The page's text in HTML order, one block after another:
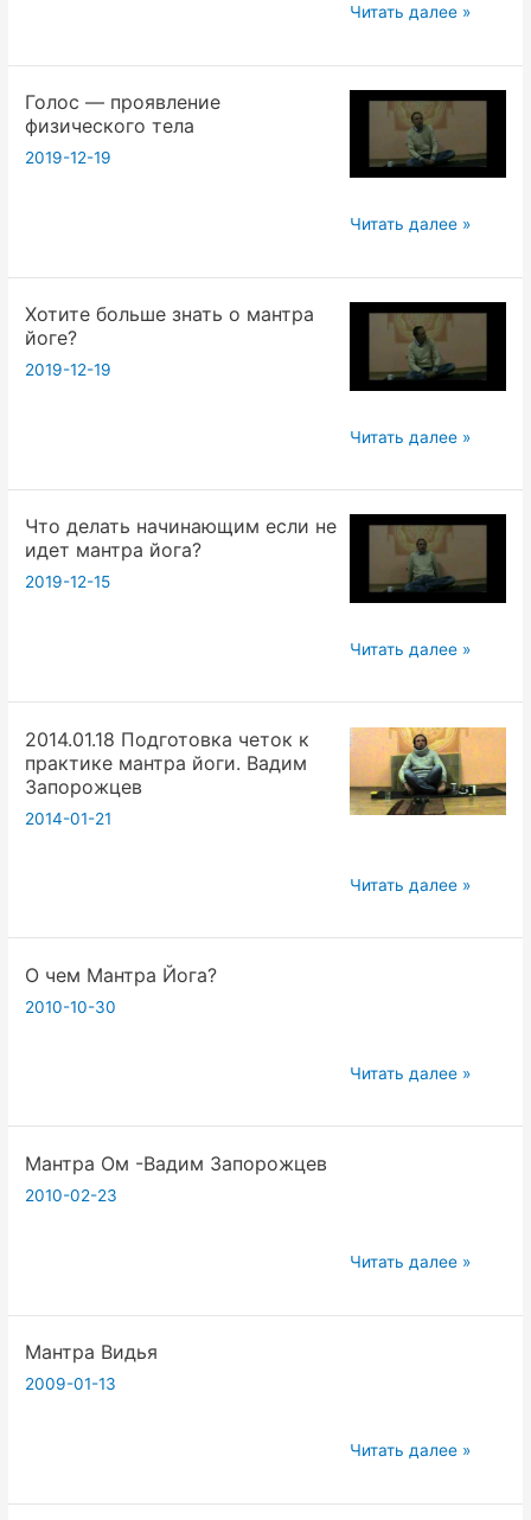
Чётки
амулет!
Вопросы
чётках.
Читать далее »
Голос — проявление
физического тела
2019-12-19
Голос
проявление
физического
Читать далее »
Хотите больше знать о мантра
йоге?
2019-12-19
Хотите
знать
мантра
йоге?
Читать далее »
Что делать начинающим если не
идет мантра йога?
2019-12-15
Что
начинающим
если
не
идет
Читать далее »
2014.01.18 Подготовка четок к
практике мантра йоги. Вадим
Запорожцев
2014-01-21
2014.01.18
четок
Читать далее »
О чем Мантра Йога?
2010-10-30
О
Мантра
Читать далее »
Мантра Ом -Вадим Запорожцев
2010-02-23
Мантра
-Вадим
Читать далее »
Мантра Видья
2009-01-13
Мантра
Читать далее »